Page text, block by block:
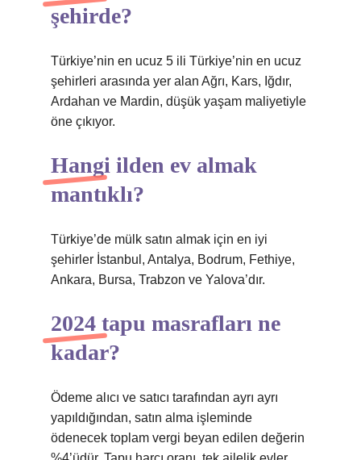
şehirde?
Türkiye’nin en ucuz 5 ili Türkiye’nin en ucuz
şehirleri arasında yer alan Ağrı, Kars, Iğdır,
Ardahan ve Mardin, düşük yaşam maliyetiyle
öne çıkıyor.
Hangi ilden ev almak
mantıklı?
Türkiye’de mülk satın almak için en iyi
şehirler İstanbul, Antalya, Bodrum, Fethiye,
Ankara, Bursa, Trabzon ve Yalova’dır.
2024 tapu masrafları ne
kadar?
Ödeme alıcı ve satıcı tarafından ayrı ayrı
yapıldığından, satın alma işleminde
ödenecek toplam vergi beyan edilen değerin